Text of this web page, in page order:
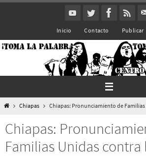
Inicio Contacto Publicar
InicioChiapas Chiapas: Pronunciamiento de
Chiapas:
Familias Unidas